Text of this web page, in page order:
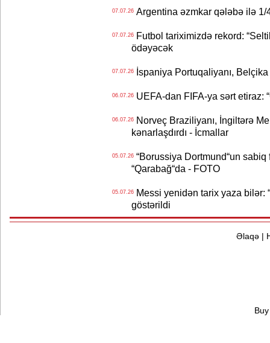
07.07.26Argentina əzmkar qələbə ilə 1/
07.07.26Futbol tariximizdə rekord:
ödəyəcək
07.07.26İspaniya Portuqaliyanı, Belçika
06.07.26UEFA-dan FIFA-ya sərt etiraz:
06.07.26Norveç Braziliyanı, İngiltərə
kənarlaşdırdı - İcmallar
05.07.26“Borussiya Dortmund“un sabiq
“Qarabağ“da - FOTO
05.07.26Messi yenidən tarix yaza bilər:
göstərildi
Əlaqə|